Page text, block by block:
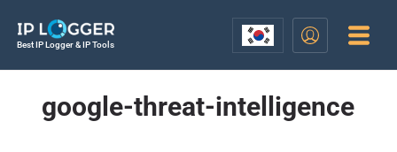
Best IP Logger & IP Tools
google-threat-intelligence